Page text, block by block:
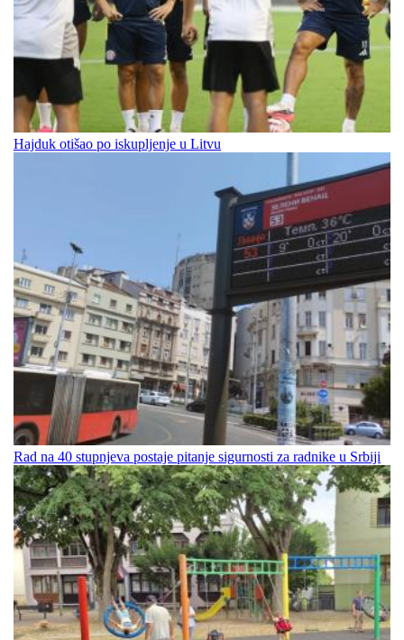
Hajduk otišao po iskupljenje u Litvu
Rad na 40 stupnjeva postaje pitanje sigurnosti za radnike u Srbiji